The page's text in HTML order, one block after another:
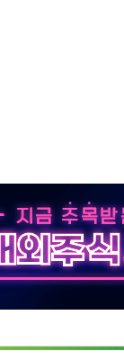
' 22개 과제 손본다
서 신경전 고조